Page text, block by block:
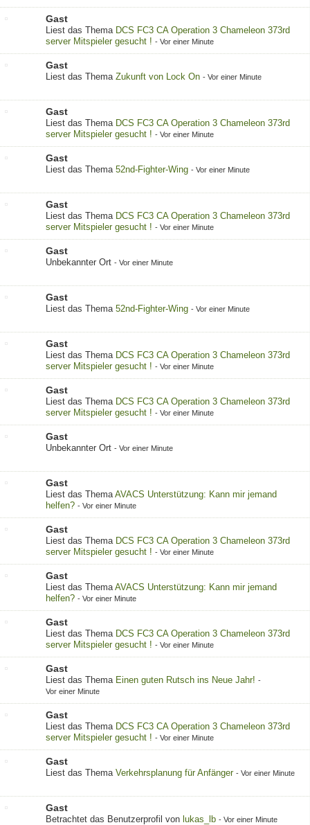
Gast
Liest das Thema DCS FC3 CA Operation 3 Chameleon 373rd
server Mitspieler gesucht ! - Vor einer Minute
Gast
Liest das Thema Zukunft von Lock On - Vor einer Minute
Gast
Liest das Thema DCS FC3 CA Operation 3 Chameleon 373rd
server Mitspieler gesucht ! - Vor einer Minute
Gast
Liest das Thema 52nd-Fighter-Wing - Vor einer Minute
Gast
Liest das Thema DCS FC3 CA Operation 3 Chameleon 373rd
server Mitspieler gesucht ! - Vor einer Minute
Gast
Unbekannter Ort - Vor einer Minute
Gast
Liest das Thema 52nd-Fighter-Wing - Vor einer Minute
Gast
Liest das Thema DCS FC3 CA Operation 3 Chameleon 373rd
server Mitspieler gesucht ! - Vor einer Minute
Gast
Liest das Thema DCS FC3 CA Operation 3 Chameleon 373rd
server Mitspieler gesucht ! - Vor einer Minute
Gast
Unbekannter Ort - Vor einer Minute
Gast
Liest das ThemaAVACS Unterstützung: Kann mir jemand
helfen? - Vor einer Minute
Gast
Liest das Thema DCS FC3 CA Operation 3 Chameleon 373rd
server Mitspieler gesucht ! - Vor einer Minute
Gast
Liest das ThemaAVACS Unterstützung: Kann mir jemand
helfen? - Vor einer Minute
Gast
Liest das Thema DCS FC3 CA Operation 3 Chameleon 373rd
server Mitspieler gesucht ! - Vor einer Minute
Gast
Liest das Thema Einen guten Rutsch ins Neue Jahr! -
Vor einer Minute
Gast
Liest das Thema DCS FC3 CA Operation 3 Chameleon 373rd
server Mitspieler gesucht ! - Vor einer Minute
Gast
Liest das Thema Verkehrsplanung für Anfänger - Vor einer Minute
Gast
Betrachtet das Benutzerprofil von lukas_lb - Vor einer Minute